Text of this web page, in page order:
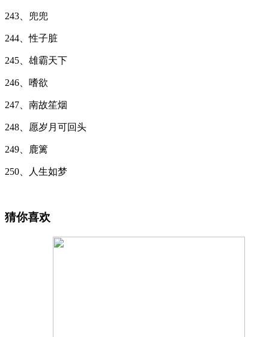
243、兜兜
244、性子脏
245、雄霸天下
246、嗜欲
247、南故笙烟
248、愿岁月可回头
249、鹿篱
250、人生如梦
猜你喜欢